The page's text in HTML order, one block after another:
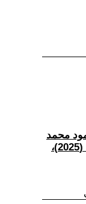
محمد
طه- كتاب: الإسلام المعاصر وتحدي الحداثة (2025)،